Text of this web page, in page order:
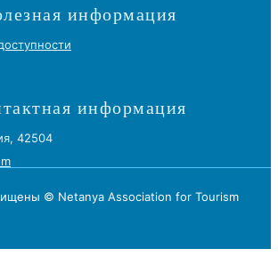
информация
информация
42504
© Netanya Association for Tourism